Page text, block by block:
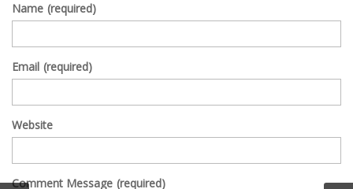
Name (required)
Email (required)
Website
Comment Message (required)